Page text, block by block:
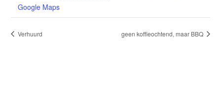
Google Maps
Verhuurd geen koffieochtend, maar BBQ